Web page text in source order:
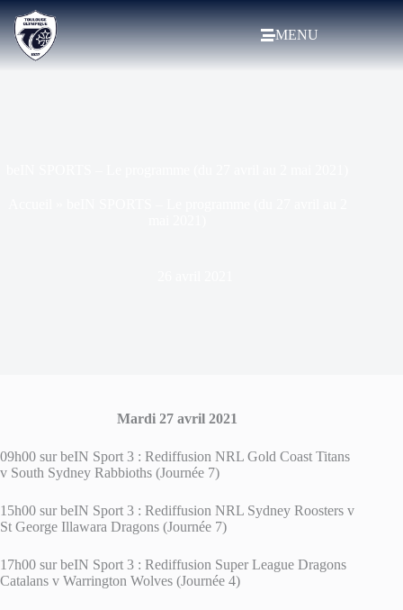
MENU
Mardi 27 avril 2021
09h00 sur beIN Sport 3 : Rediffusion NRL Gold Coast Titans
v South Sydney Rabbioths (Journée 7)
15h00 sur beIN Sport 3 : Rediffusion NRL Sydney Roosters v
St George Illawara Dragons (Journée 7)
17h00 sur beIN Sport 3 : Rediffusion Super League Dragons
Catalans v Warrington Wolves (Journée 4)